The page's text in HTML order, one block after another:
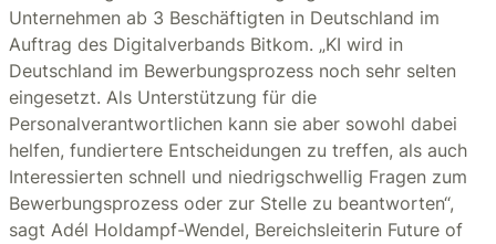
Unternehmen ab 3 Beschäftigten in Deutschland im
Auftrag des Digitalverbands Bitkom. „KI wird in
Deutschland im Bewerbungsprozess noch sehr selten
eingesetzt. Als Unterstützung für die
Personalverantwortlichen kann sie aber sowohl dabei
helfen, fundiertere Entscheidungen zu treffen, als auch
Interessierten schnell und niedrigschwellig Fragen zum
Bewerbungsprozess oder zur Stelle zu beantworten“,
sagt Adél Holdampf-Wendel, Bereichsleiterin Future of